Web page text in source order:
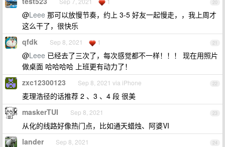
20
@Leee 那可以放慢节奏，约上 3-5 好友一起慢走，，我上周才
这么干了，很快乐
21
qfdk Sep 8, 2021 1
@Leee 已经去了三次了，每次感觉都不一样！！！ 现在用照片
做桌面 哈哈哈哈 上班更有动力了！
22
zxc12300123 Sep 8, 2021 via iPhone
麦理浩径的话推荐 2 、3 、4 段 很美
23
maskerTUI Sep 8, 2021
从化的线路好像热门点，比如通天蜡烛、阿婆Ⅵ
24
lander Sep 8, 2021